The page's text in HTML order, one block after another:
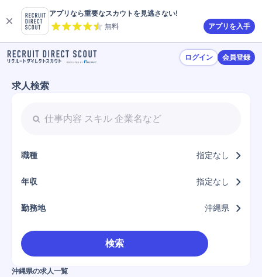
アプリなら重要なスカウトを見逃さない!
無料
アプリを入手
ログイン 会員登録
求人検索
職種 指定なし
年収 指定なし
勤務地 沖縄県
検索
沖縄県の求人一覧